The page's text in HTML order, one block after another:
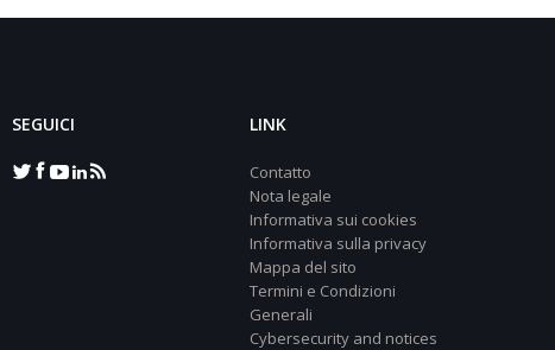
SEGUICI LINK
Contatto
Nota legale
Informativa sui cookies
Informativa sulla privacy
Mappa del sito
Termini e Condizioni
Generali
Cybersecurity and notices